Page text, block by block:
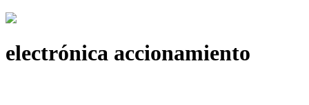
electrónica accionamiento